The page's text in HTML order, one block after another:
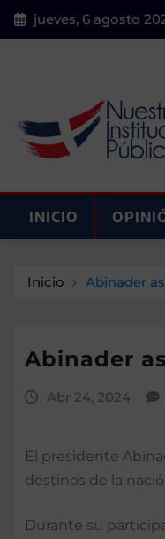
Saltar
al
jueves, 6 agosto
INICIO
Inicio Abinader
Abinader
Abr 24, 2024
El presidente
destinos de la
Durante su